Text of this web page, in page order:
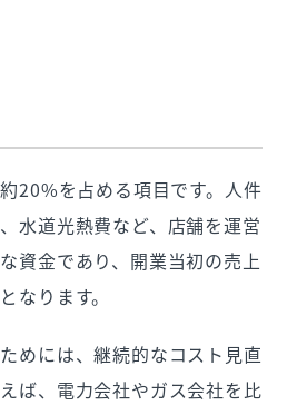
20%を占める項目です。人件
水道光熱費など、店舗を運営
資金であり、開業当初の売上
なります。
めには、継続的なコスト見直
ば、電力会社やガス会社を比